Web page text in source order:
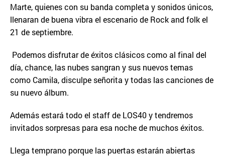
Marte, quienes con su banda completa y sonidos únicos,
llenaran de buena vibra el escenario de Rock and folk el
21 de septiembre.
Podemos disfrutar de éxitos clásicos como al final del
día, chance, las nubes sangran y sus nuevos temas
como Camila, disculpe señorita y todas las canciones de
su nuevo álbum.
Además estará todo el staff de LOS40 y tendremos
invitados sorpresas para esa noche de muchos éxitos.
Llega temprano porque las puertas estarán abiertas